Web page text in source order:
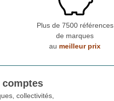
Plus de 7500 références
de marques
au meilleur prix
comptes
collectivités,